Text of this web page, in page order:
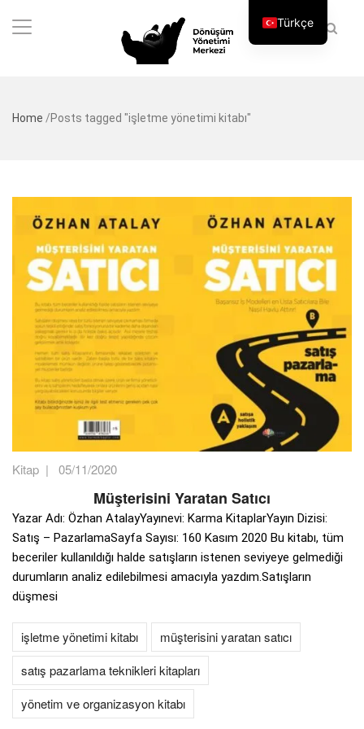
Home /Posts tagged "işletme yönetimi kitabı"
Kitap | 05/11/2020
Müşterisini Yaratan Satıcı
Yazar Adı: Özhan AtalayYayınevi: Karma KitaplarYayın Dizisi:
Satış – PazarlamaSayfa Sayısı: 160 Kasım 2020 Bu kitabı, tüm
beceriler kullanıldığı halde satışların istenen seviyeye gelmediği
durumların analiz edilebilmesi amacıyla yazdım.Satışların
düşmesi
işletme yönetimi kitabı
müşterisini yaratan satıcı
satış pazarlama teknikleri kitapları
yönetim ve organizasyon kitabı
Türkçe